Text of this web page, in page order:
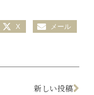
X メール
新しい投稿